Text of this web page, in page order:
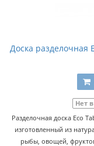
Доска разделочная
Нет
Разделочная доска Eco
изготовленный из
рыбы, овощей,